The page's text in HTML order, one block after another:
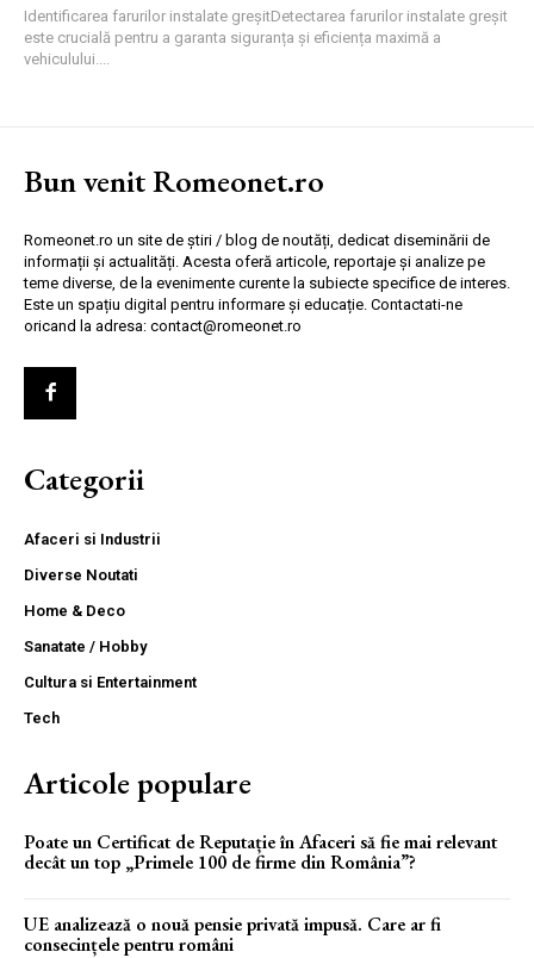
Identificarea farurilor instalate greșitDetectarea farurilor instalate greșit
este crucială pentru a garanta siguranța și eficiența maximă a
vehiculului....
Bun venit Romeonet.ro
Romeonet.ro un site de știri / blog de noutăți, dedicat diseminării de
informații și actualități. Acesta oferă articole, reportaje și analize pe
teme diverse, de la evenimente curente la subiecte specifice de interes.
Este un spațiu digital pentru informare și educație. Contactati-ne
oricand la adresa: contact@romeonet.ro
Categorii
Afaceri si Industrii
Diverse Noutati
Home & Deco
Sanatate / Hobby
Cultura si Entertainment
Tech
Articole populare
Poate un Certificat de Reputație în Afaceri să fie mai relevant
decât un top „Primele 100 de firme din România”?
UE analizează o nouă pensie privată impusă. Care ar fi
consecințele pentru români